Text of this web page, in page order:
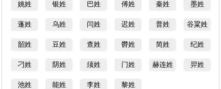
姚姓 银姓 巴姓 傅姓 秦姓 墨姓
蓬姓 乌姓 闫姓 迟姓 普姓 谷粱姓
韶姓 豆姓 查姓 欎姓 简姓 纪姓
刁姓 阴姓 须姓 门姓 赫连姓 羿姓
池姓 能姓 李姓 黎姓